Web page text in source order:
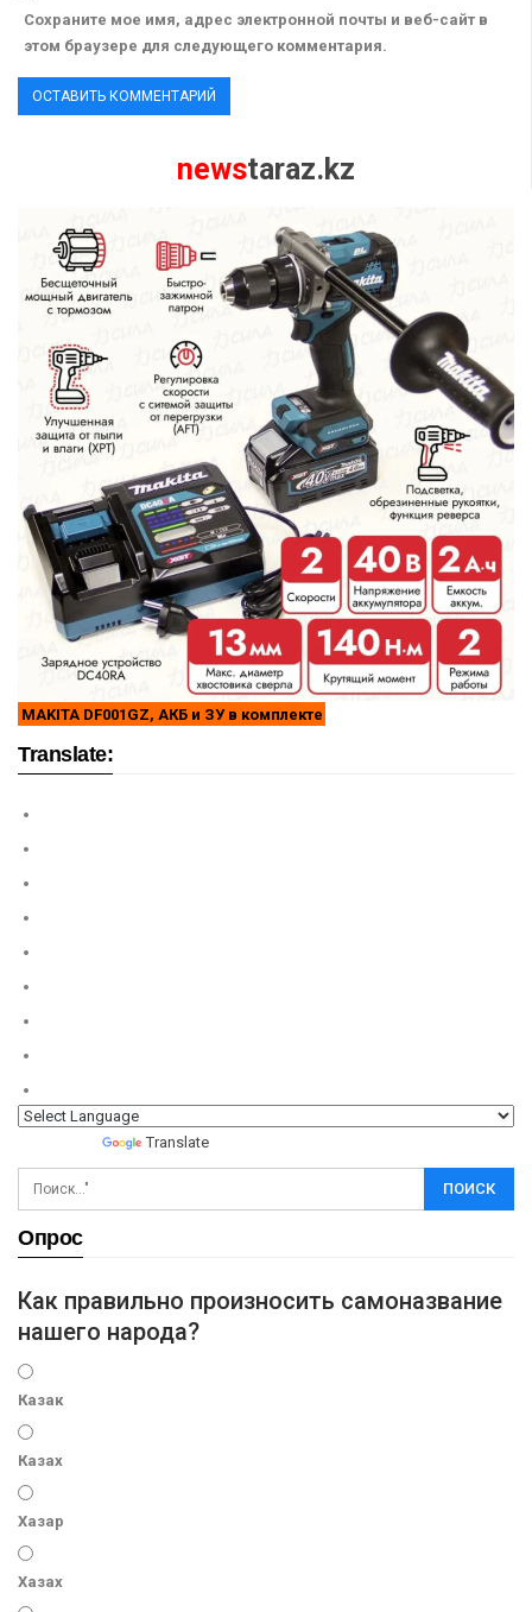
Сохраните мое имя, адрес электронной почты и веб-сайт в
этом браузере для следующего комментария.
newstaraz.kz
MAKITA DF001GZ, АКБ и ЗУ в комплекте
Translate:
Translate
Опрос
Как правильно произносить самоназвание
нашего народа?
Казак
Казах
Хазар
Хазах